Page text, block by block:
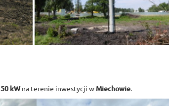
50 kWna terenie inwestycji w Miechowie.